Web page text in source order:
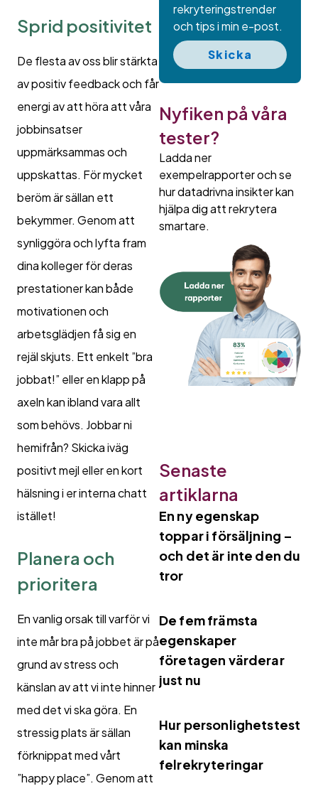
Sprid positivitet
De flesta av oss blir stärkta
av positiv feedback och får
energi av att höra att våra
jobbinsatser
uppmärksammas och
uppskattas. För mycket
beröm är sällan ett
bekymmer. Genom att
synliggöra och lyfta fram
dina kolleger för deras
prestationer kan både
motivationen och
arbetsglädjen få sig en
rejäl skjuts. Ett enkelt ”bra
jobbat!” eller en klapp på
axeln kan ibland vara allt
som behövs. Jobbar ni
hemifrån? Skicka iväg
positivt mejl eller en kort
hälsning i er interna chatt
istället!
Planera och
prioritera
En vanlig orsak till varför vi
inte mår bra på jobbet är på
grund av stress och
känslan av att vi inte hinner
med det vi ska göra. En
stressig plats är sällan
förknippat med vårt
”happy place”. Genom att
rekryteringstrender
och tips i min e-post.
Skicka
Nyfiken på våra
tester?
Ladda ner
exempelrapporter och se
hur datadrivna insikter kan
hjälpa dig att rekrytera
smartare.
Senaste
artiklarna
En ny egenskap
toppar i försäljning –
och det är inte den du
tror
De fem främsta
egenskaper
företagen värderar
just nu
Hur personlighetstest
kan minska
felrekryteringar